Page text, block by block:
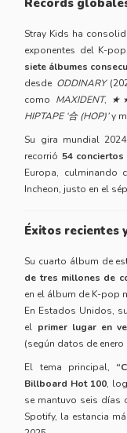
Récords
Stray Kids ha
exponentes del K-
siete álbumes
desde ODDINARY
como MAXIDENT,
HIPTAPE ‘合 (HOP)’y
Su gira mundial
recorrió 54 conciertos
Europa, culminando
Incheon, justo en el
Éxitos recientes
Su cuarto álbum de
de tres millones de
en el álbum de K-pop
En Estados Unidos,
el primer lugar en
(según datos de enero
El tema principal,
Billboard Hot 100,
se mantuvo seis días
Spotify, la estancia